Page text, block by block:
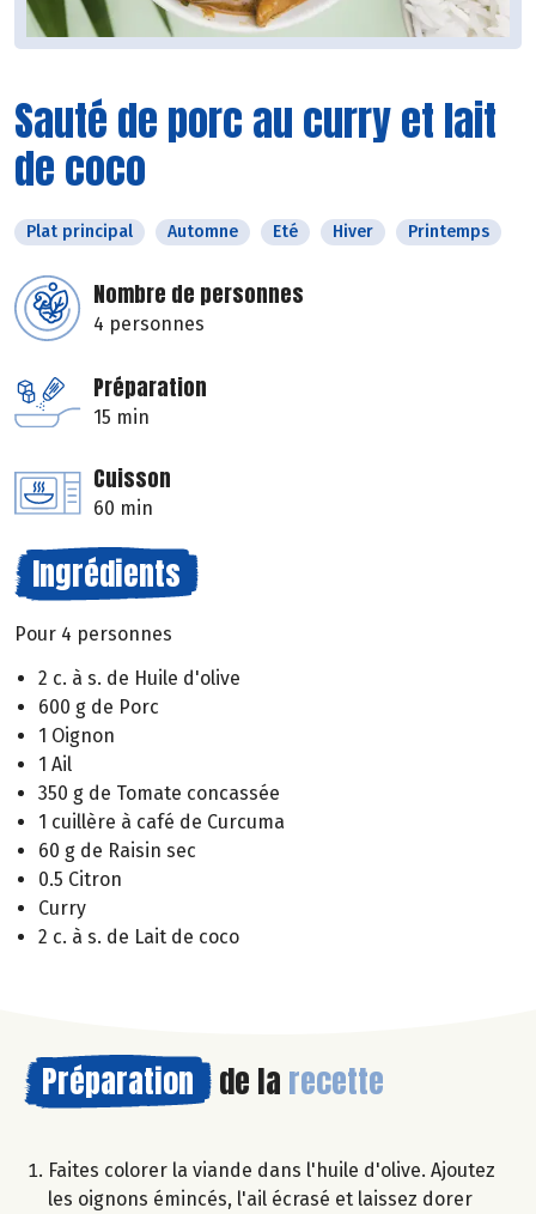
Sauté de porc au curry et lait
de coco
Plat principal Automne Eté Hiver Printemps
Nombre de personnes
4 personnes
Préparation
15 min
Cuisson
60 min
Ingrédients
Pour 4 personnes
2 c. à s. de Huile d'olive
600 g de Porc
1 Oignon
1 Ail
350 g de Tomate concassée
1 cuillère à café de Curcuma
60 g de Raisin sec
0.5 Citron
Curry
2 c. à s. de Lait de coco
Préparation de la recette
Faites colorer la viande dans l'huile d'olive. Ajoutez
les oignons émincés, l'ail écrasé et laissez dorer